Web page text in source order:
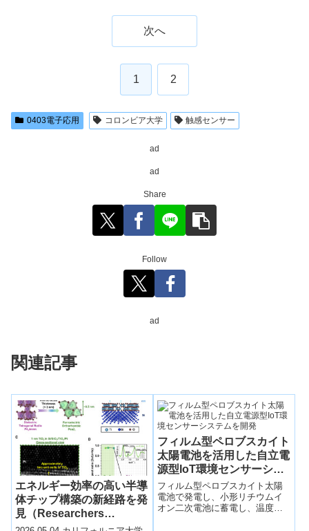
次へ
1 2
0403電子応用 コロンビア大学 触感センサー
ad
ad
Share
Follow
ad
関連記事
エネルギー効率の高い半導
体チップ構築の新経路を発
見（Researchers
discover a new pathway
フィルム型ペロブスカイト
太陽電池を活用した自立電
源型IoT環境センサーシス
テムを開発
フィルム型ペロブスカイト太陽
電池で発電し、小形リチウムイ
オン二次電池に蓄電し、温度、